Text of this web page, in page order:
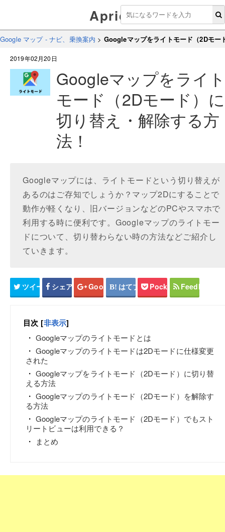
Aprico
Google マップ - ナビ、乗換案内 > Googleマップをライトモード（2Dモー
2019年02月20日
Googleマップをライ
モード（2Dモード）に
切り替え・解除する方
法！
Googleマップには、ライトモードという切り替えが
あるのはご存知でしょうか？マップ2Dにすることで
動作が軽くなり、旧バージョンなどのPCやスマホで
利用する時に便利です。Googleマップのライトモー
ドについて、切り替わらない時の方法などご紹介し
ていきます。
ツイート シェア Google+ はてブ Pocket Feedly
目次 [非表示]
Googleマップのライトモードとは
Googleマップのライトモードは2Dモードに仕様変更
された
Googleマップをライトモード（2Dモード）に切り替
える方法
Googleマップのライトモード（2Dモード）を解除す
る方法
Googleマップのライトモード（2Dモード）でもスト
リートビューは利用できる？
まとめ